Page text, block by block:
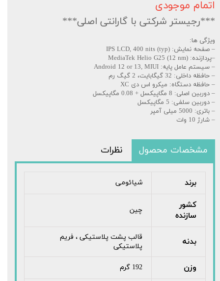
اتمام موجودی
***رجیستر شرکتی با گارانتی اصلی***
ویژگی ها:
– صفحه نمایش: IPS LCD, 400 nits (typ)
–پردازنده: MediaTek Helio G25 (12 nm)
– سیستم عامل پایه: Android 12 or 13, MIUI
– حافظه داخلی: 32 گیگابایت، 2 گیگ رم
– حافظه دستگاه: میکرو اس دی XC
– دوربین اصلی: 8 مگاپیکسل + 0.08 مگاپیکسل
– دوربین سلفی: 5 مگاپیکسل
– باتری: 5000 میلی آمپر
– شارژ 10 وات
مشخصات محصول نظرات
برند شیائومی
کشور
سازنده
چین
بدنه
قالب پشت پلاستیکی ، فریم
پلاستیکی
وزن 192 گرم